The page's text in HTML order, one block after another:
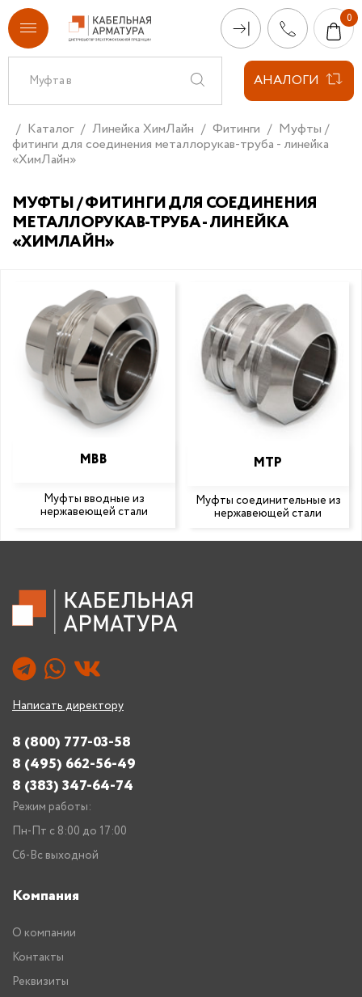
АНАЛОГИ
Каталог Линейка ХимЛайн Фитинги
Муфты /
фитинги для соединения металлорукав-труба - линейка
«ХимЛайн»
МУФТЫ / ФИТИНГИ ДЛЯ СОЕДИНЕНИЯ
МЕТАЛЛОРУКАВ-ТРУБА - ЛИНЕЙКА
«ХИМЛАЙН»
МВВ
Муфты вводные из
нержавеющей стали
МТР
Муфты соединительные из
нержавеющей стали
Написать директору
8 (800) 777-03-58
8 (495) 662-56-49
8 (383) 347-64-74
Режим работы:
Пн-Пт с 8:00 до 17:00
Сб-Вс выходной
Компания
О компании
Контакты
Реквизиты